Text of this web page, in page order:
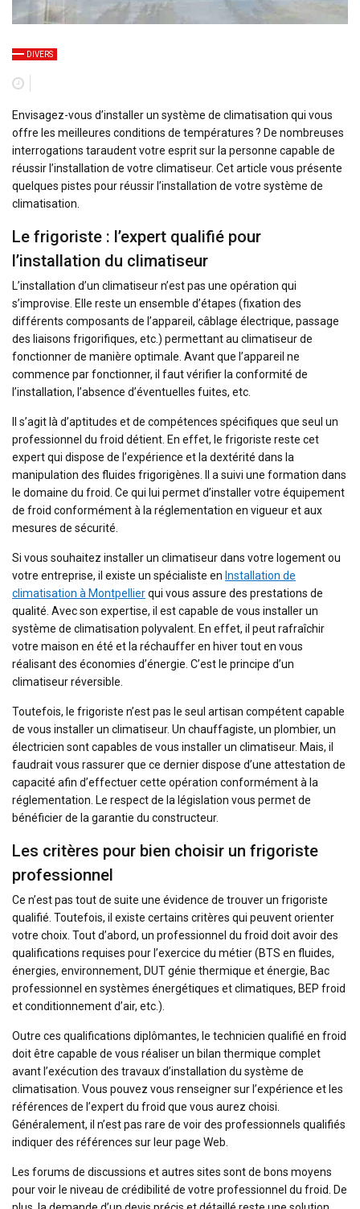
DIVERS
Envisagez-vous d’installer un système de climatisation qui vous
offre les meilleures conditions de températures ? De nombreuses
interrogations taraudent votre esprit sur la personne capable de
réussir l’installation de votre climatiseur. Cet article vous présente
quelques pistes pour réussir l’installation de votre système de
climatisation.
Le frigoriste : l’expert qualifié pour
l’installation du climatiseur
L’installation d’un climatiseur n’est pas une opération qui
s’improvise. Elle reste un ensemble d’étapes (fixation des
différents composants de l’appareil, câblage électrique, passage
des liaisons frigorifiques, etc.) permettant au climatiseur de
fonctionner de manière optimale. Avant que l’appareil ne
commence par fonctionner, il faut vérifier la conformité de
l’installation, l’absence d’éventuelles fuites, etc.
Il s’agit là d’aptitudes et de compétences spécifiques que seul un
professionnel du froid détient. En effet, le frigoriste reste cet
expert qui dispose de l’expérience et la dextérité dans la
manipulation des fluides frigorigènes. Il a suivi une formation dans
le domaine du froid. Ce qui lui permet d’installer votre équipement
de froid conformément à la réglementation en vigueur et aux
mesures de sécurité.
Si vous souhaitez installer un climatiseur dans votre logement ou
votre entreprise, il existe un spécialiste en Installation de
climatisation à Montpellierqui vous assure des prestations de
qualité. Avec son expertise, il est capable de vous installer un
système de climatisation polyvalent. En effet, il peut rafraîchir
votre maison en été et la réchauffer en hiver tout en vous
réalisant des économies d’énergie. C’est le principe d’un
climatiseur réversible.
Toutefois, le frigoriste n’est pas le seul artisan compétent capable
de vous installer un climatiseur. Un chauffagiste, un plombier, un
électricien sont capables de vous installer un climatiseur. Mais, il
faudrait vous rassurer que ce dernier dispose d’une attestation de
capacité afin d’effectuer cette opération conformément à la
réglementation. Le respect de la législation vous permet de
bénéficier de la garantie du constructeur.
Les critères pour bien choisir un frigoriste
professionnel
Ce n’est pas tout de suite une évidence de trouver un frigoriste
qualifié. Toutefois, il existe certains critères qui peuvent orienter
votre choix. Tout d’abord, un professionnel du froid doit avoir des
qualifications requises pour l’exercice du métier (BTS en fluides,
énergies, environnement, DUT génie thermique et énergie, Bac
professionnel en systèmes énergétiques et climatiques, BEP froid
et conditionnement d’air, etc.).
Outre ces qualifications diplômantes, le technicien qualifié en froid
doit être capable de vous réaliser un bilan thermique complet
avant l’exécution des travaux d’installation du système de
climatisation. Vous pouvez vous renseigner sur l’expérience et les
références de l’expert du froid que vous aurez choisi.
Généralement, il n’est pas rare de voir des professionnels qualifiés
indiquer des références sur leur page Web.
Les forums de discussions et autres sites sont de bons moyens
pour voir le niveau de crédibilité de votre professionnel du froid. De